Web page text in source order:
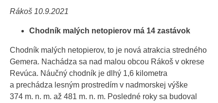
Rákoš 10.9.2021
Chodník malých netopierov má 14 zastávok
Chodník malých netopierov, to je nová atrakcia stredného
Gemera. Nachádza sa nad malou obcou Rákoš v okrese
Revúca. Náučný chodník je dlhý 1,6 kilometra
a prechádza lesným prostredím v nadmorskej výške
374 m. n. m. až 481 m. n. m. Posledné roky sa budoval